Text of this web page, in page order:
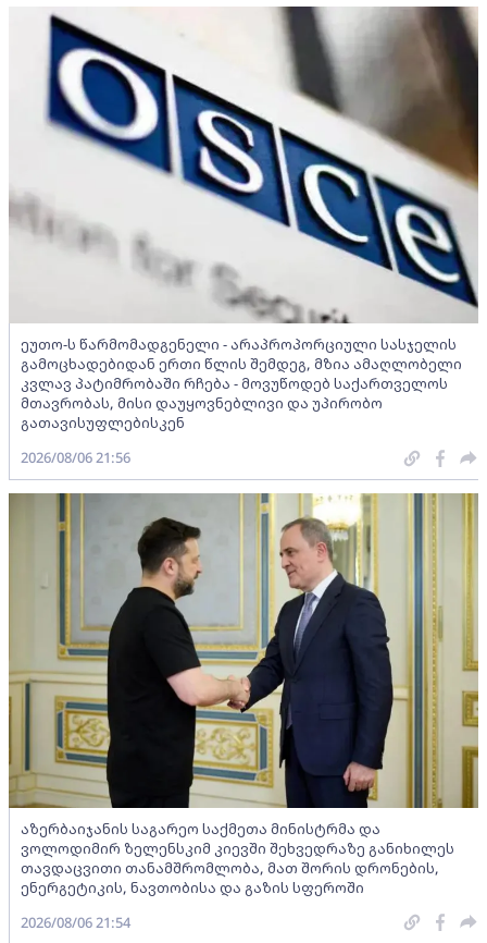
ეუთო-ს წარმომადგენელი - არაპროპორციული სასჯელის
გამოცხადებიდან ერთი წლის შემდეგ, მზია ამაღლობელი
კვლავ პატიმრობაში რჩება - მოვუწოდებ საქართველოს
მთავრობას, მისი დაუყოვნებლივი და უპირობო
გათავისუფლებისკენ
2026/08/06 21:56
აზერბაიჯანის საგარეო საქმეთა მინისტრმა და
ვოლოდიმირ ზელენსკიმ კიევში შეხვედრაზე განიხილეს
თავდაცვითი თანამშრომლობა, მათ შორის დრონების,
ენერგეტიკის, ნავთობისა და გაზის სფეროში
2026/08/06 21:54